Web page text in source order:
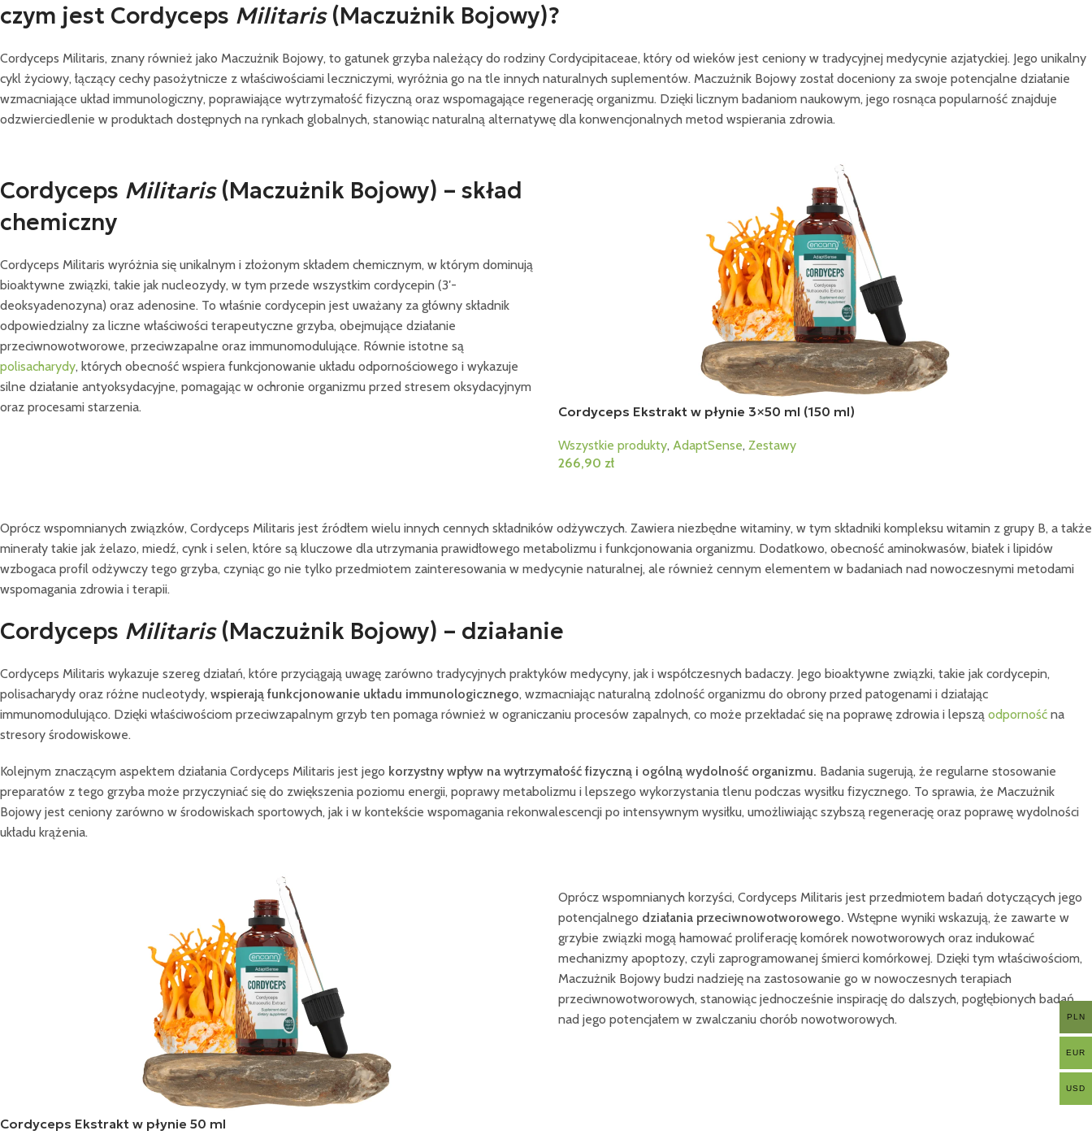
czym jest Cordyceps Militaris (Maczużnik Bojowy)?
Cordyceps Militaris, znany również jako Maczużnik Bojowy, to gatunek grzyba należący do rodziny Cordycipitaceae, który od wieków jest ceniony w tradycyjnej medycynie azjatyckiej. Jego unikalny
cykl życiowy, łączący cechy pasożytnicze z właściwościami leczniczymi, wyróżnia go na tle innych naturalnych suplementów. Maczużnik Bojowy został doceniony za swoje potencjalne działanie
wzmacniające układ immunologiczny, poprawiające wytrzymałość fizyczną oraz wspomagające regenerację organizmu. Dzięki licznym badaniom naukowym, jego rosnąca popularność znajduje
odzwierciedlenie w produktach dostępnych na rynkach globalnych, stanowiąc naturalną alternatywę dla konwencjonalnych metod wspierania zdrowia.
Cordyceps Militaris (Maczużnik Bojowy) – skład
chemiczny
Cordyceps Militaris wyróżnia się unikalnym i złożonym składem chemicznym, w którym dominują
bioaktywne związki, takie jak nucleozydy, w tym przede wszystkim cordycepin (3′-
deoksyadenozyna) oraz adenosine. To właśnie cordycepin jest uważany za główny składnik
odpowiedzialny za liczne właściwości terapeutyczne grzyba, obejmujące działanie
przeciwnowotworowe, przeciwzapalne oraz immunomodulujące. Równie istotne są
polisacharydy, których obecność wspiera funkcjonowanie układu odpornościowego i wykazuje
silne działanie antyoksydacyjne, pomagając w ochronie organizmu przed stresem oksydacyjnym
oraz procesami starzenia.
Cordyceps Ekstrakt w płynie 3×50 ml (150 ml)
Wszystkie produkty, AdaptSense, Zestawy
266,90 zł
Oprócz wspomnianych związków, Cordyceps Militaris jest źródłem wielu innych cennych składników odżywczych. Zawiera niezbędne witaminy, w tym składniki kompleksu witamin z grupy B, a także
minerały takie jak żelazo, miedź, cynk i selen, które są kluczowe dla utrzymania prawidłowego metabolizmu i funkcjonowania organizmu. Dodatkowo, obecność aminokwasów, białek i lipidów
wzbogaca profil odżywczy tego grzyba, czyniąc go nie tylko przedmiotem zainteresowania w medycynie naturalnej, ale również cennym elementem w badaniach nad nowoczesnymi metodami
wspomagania zdrowia i terapii.
Cordyceps Militaris (Maczużnik Bojowy) – działanie
Cordyceps Militaris wykazuje szereg działań, które przyciągają uwagę zarówno tradycyjnych praktyków medycyny, jak i współczesnych badaczy. Jego bioaktywne związki, takie jak cordycepin,
polisacharydy oraz różne nucleotydy, wspierają funkcjonowanie układu immunologicznego, wzmacniając naturalną zdolność organizmu do obrony przed patogenami i działając
immunomodulująco. Dzięki właściwościom przeciwzapalnym grzyb ten pomaga również w ograniczaniu procesów zapalnych, co może przekładać się na poprawę zdrowia i lepszą odporność na
stresory środowiskowe.
Kolejnym znaczącym aspektem działania Cordyceps Militaris jest jego korzystny wpływ na wytrzymałość fizyczną i ogólną wydolność organizmu. Badania sugerują, że regularne stosowanie
preparatów z tego grzyba może przyczyniać się do zwiększenia poziomu energii, poprawy metabolizmu i lepszego wykorzystania tlenu podczas wysiłku fizycznego. To sprawia, że Maczużnik
Bojowy jest ceniony zarówno w środowiskach sportowych, jak i w kontekście wspomagania rekonwalescencji po intensywnym wysiłku, umożliwiając szybszą regenerację oraz poprawę wydolności
układu krążenia.
Cordyceps Ekstrakt w płynie 50 ml
Oprócz wspomnianych korzyści, Cordyceps Militaris jest przedmiotem badań dotyczących jego
potencjalnego działania przeciwnowotworowego. Wstępne wyniki wskazują, że zawarte w
grzybie związki mogą hamować proliferację komórek nowotworowych oraz indukować
mechanizmy apoptozy, czyli zaprogramowanej śmierci komórkowej. Dzięki tym właściwościom,
Maczużnik Bojowy budzi nadzieję na zastosowanie go w nowoczesnych terapiach
przeciwnowotworowych, stanowiąc jednocześnie inspirację do dalszych, pogłębionych badań
nad jego potencjałem w zwalczaniu chorób nowotworowych.
PLN
EUR
USD